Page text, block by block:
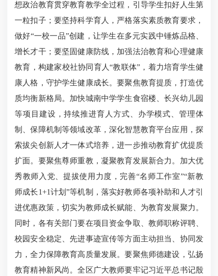
想政治教育贯穿教育教学全过程，引导学生扣好人生第
一粒扣子；要坚持科学育人，严格落实素质教育要求，
做好“一校一品”创建，让学生在多元实践中锤炼品格、
增长才干；要坚固健康防线，加强法治教育和心理健康
教育，构建家校社协同育人“教联体”，着力培育学生健
康人格，守护学生健康成长。要聚焦教育提质，打造优
质均衡新格局。加快城南中学学生食宿楼、长兴幼儿园
等项目建设，持续推进育人方式、办学模式、管理体
制、保障机制等领域改革，深化智慧教育平台应用，探
索拔尖创新人才一体式培养，进一步推动教育扩优提质
扩面。要聚焦尊师重教，凝聚教育发展新合力。加大优
秀教师入党、提拔使用力度，完善“名师工作室”“新教
师成长1+1计划”等机制，落实好教师各项补助和人才引
进优惠政策，切实为教师成长赋能、为教育发展聚力。
同时，各有关部门要在项目资金争取、教师职称评聘、
校园安全稳定、先进事迹宣传等方面主动担当、协同发
力，全力保障教育高质量发展。要聚焦师德建设，弘扬
教育精神新风尚。全区广大教师要牢记习近平总书记殷